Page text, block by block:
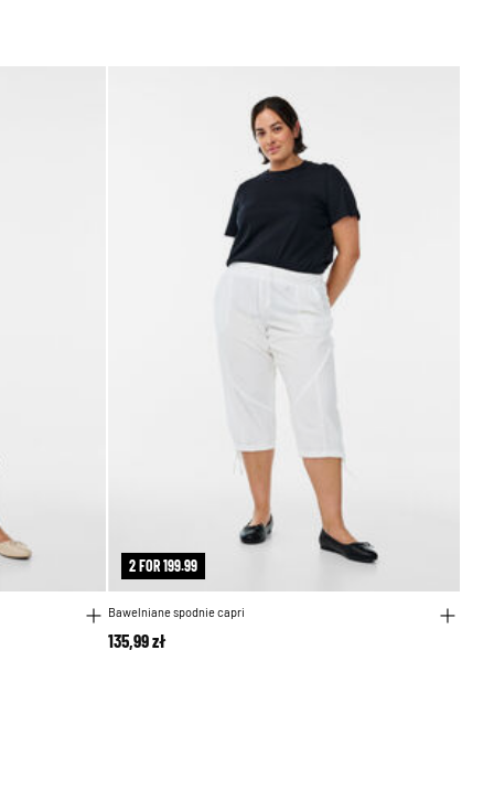
2 FOR 199.99
Bawelniane spodnie capri
135,99 zł